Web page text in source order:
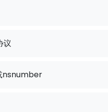
议
nsnumber